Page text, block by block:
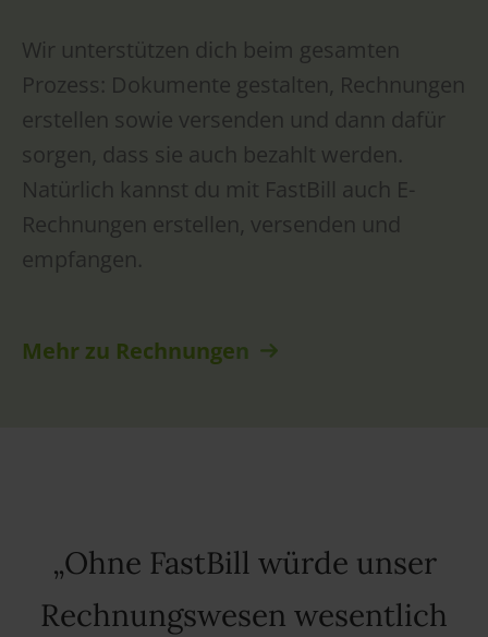
Wir unterstützen dich beim gesamten
Prozess: Dokumente gestalten, Rechnungen
erstellen sowie versenden und dann dafür
sorgen, dass sie auch bezahlt werden.
Natürlich kannst du mit FastBill auch E-
Rechnungen erstellen, versenden und
empfangen.
Mehr zu Rechnungen
Ohne FastBill würde unser
Rechnungswesen wesentlich